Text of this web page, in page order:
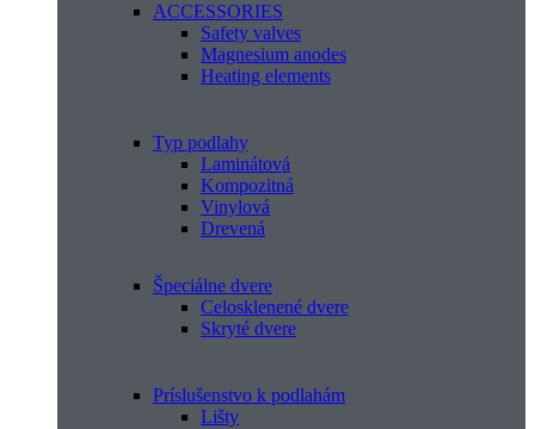
ACCESSORIES
Safety valves
Magnesium anodes
Heating elements
Typ podlahy
Laminátová
Kompozitná
Vinylová
Drevená
Špeciálne dvere
Celosklenené dvere
Skryté dvere
Príslušenstvo k podlahám
Lišty